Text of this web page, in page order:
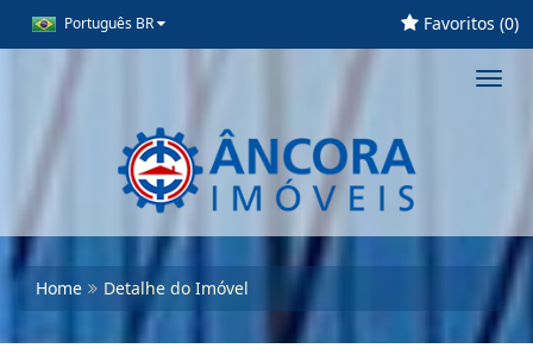
Português BR Favoritos (0)
Home Detalhe do Imóvel